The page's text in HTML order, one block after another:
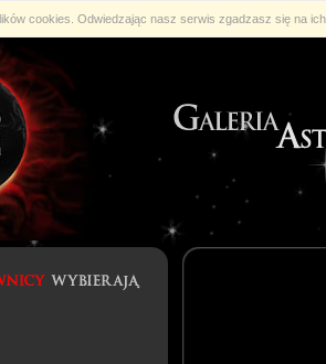
cookies. Odwiedzając nasz serwis zgadzasz się na